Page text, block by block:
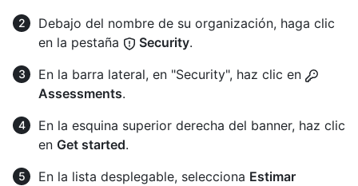
Debajo del nombre de su organización, haga clic
en la pestaña
Security.
En la barra lateral, en "Security", haz clic en
Assessments.
En la esquina superior derecha del banner, haz clic
en Get started.
En la lista desplegable, selecciona Estimar